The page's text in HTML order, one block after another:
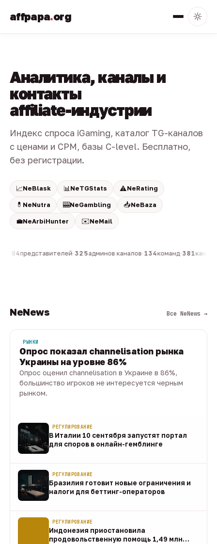
affpapa.org
Аналитика, каналы и
контакты
affiliate-индустрии
Индекс спроса iGaming, каталог TG-каналов
с ценами и CPM, базы C-level. Бесплатно,
без регистрации.
📈NeBlask 📊 NeTGStats ⚠️NeRating
💊 NeNutra 🎰NeGambling 📥NeBaza
💼NeArbiHunter ✉️NeMail
804представителей·325админов каналов·134команд·381
NeNews Все NeNews →
РЫНКИ
Опрос показал channelisation рынка
Украины на уровне 86%
Опрос оценил channelisation в Украине в 86%,
большинство игроков не интересуется черным
рынком.
РЕГУЛИРОВАНИЕ
В Италии 10 сентября запустят портал
для споров в онлайн-гемблинге
РЕГУЛИРОВАНИЕ
Бразилия готовит новые ограничения и
налоги для беттинг-операторов
РЕГУЛИРОВАНИЕ
Индонезия приостановила
продовольственную помощь 1,49 млн